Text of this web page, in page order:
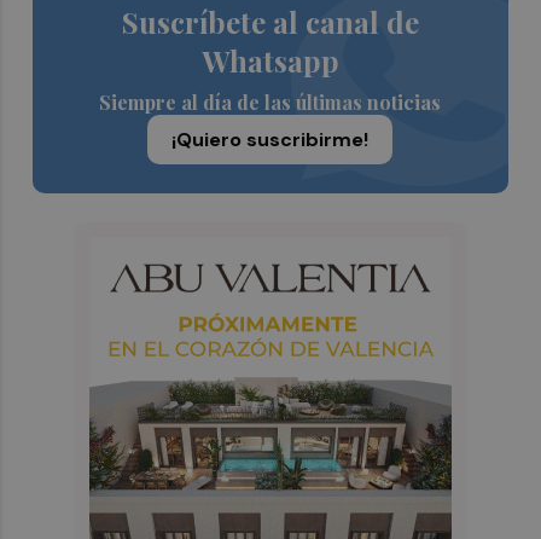
Suscríbete al canal de
Whatsapp
Siempre al día de las últimas noticias
¡Quiero suscribirme!